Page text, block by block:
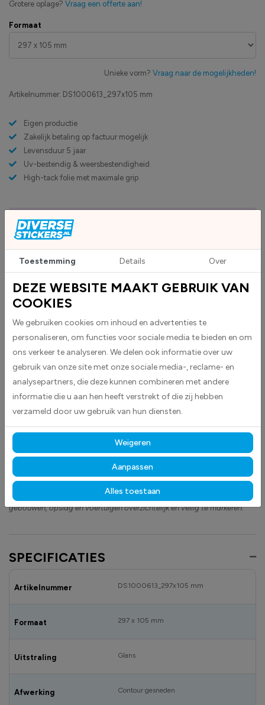
Artikelnummer: DS1000613_297x105 mm
Eigen productie
Zakelijk betaling op factuur mogelijk
Levensduur 5 jaar
Uv-bestendig & weersbestendigheid
High-tack folie met maximale grip
Formaat
Unieke vorm? Vraag naar de mogelijkheden!
Grotere oplage? Vraag een offerte aan!
Custom sticker maken?
BESCHRIJVING
Zone Beveiligd Dankzij Videocamera stickers worden geleverd als
gebied onder cameratoezicht staat.
De stickers worden standaard uitgevoerd in wit met zwart, inclusief een
duidelijk zwart pictogram, waardoor ze goed zichtbaar en direct
Perfect voor kantoren, winkels, magazijnen, horecagebouwen en andere
openbare ruimtes waar een duidelijke waarschuwing voor
camerabewaking belangrijk is voor veiligheid en toezicht.
Gemaakt van hoogwaardige high-tack folie, hechten deze
stickers betrouwbaar op vrijwel elk oppervlaken blijven
langdurig zichtbaar, bestand tegen intensief gebruik, licht en vocht.
waarschuwings- en
gebouwen, opslag en voertuigen overzichtelijk en veilig te markeren.
SPECIFICATIES
Artikelnummer DS1000613_297x105 mm
Formaat 297 x 105 mm
Uitstraling Glans
Afwerking Contour gesneden
Toestemming Details Over
DEZE WEBSITE MAAKT GEBRUIK VAN
COOKIES
We gebruiken cookies om inhoud en advertenties te
personaliseren, om functies voor sociale media te bieden en om
ons verkeer te analyseren. We delen ook informatie over uw
gebruik van onze site met onze sociale media-, reclame- en
analysepartners, die deze kunnen combineren met andere
informatie die u aan hen heeft verstrekt of die zij hebben
verzameld door uw gebruik van hun diensten.
Weigeren
Aanpassen
Alles toestaan